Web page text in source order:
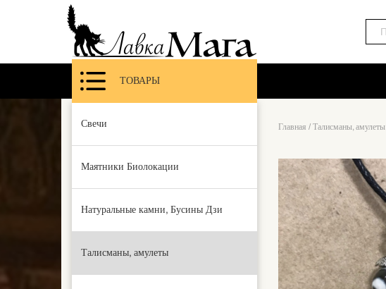
ТОВАРЫ
Свечи
Маятники Биолокации
Натуральные камни, Бусины Дзи
Талисманы, амулеты
Главная / Талисманы, амулеты